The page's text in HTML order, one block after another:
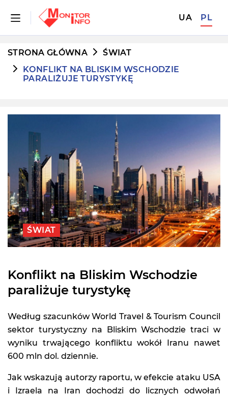
UA PL
STRONA GŁÓWNA
ŚWIAT
KONFLIKT NA BLISKIM WSCHODZIE
PARALIŻUJE TURYSTYKĘ
ŚWIAT
Konflikt na Bliskim Wschodzie
paraliżuje turystykę
Według szacunków World Travel & Tourism Council
sektor turystyczny na Bliskim Wschodzie traci w
wyniku trwającego konfliktu wokół Iranu nawet
600 mln dol. dziennie.
Jak wskazują autorzy raportu, w efekcie ataku USA
i Izraela na Iran dochodzi do licznych odwołań